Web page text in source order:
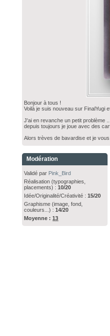
Bonjour à tous !
Voilà je suis nouveau sur FinalYugi
J'ai en revanche un petit problème
depuis toujours je joue avec des
Alors trèves de bavardise et je
Modération
Validé par Pink_Bird
Réalisation (typographies,
placements) :10/20
Idée/Originalité/Créativité :15/20
Graphisme (image, fond,
couleurs...) :14/20
Moyenne :13